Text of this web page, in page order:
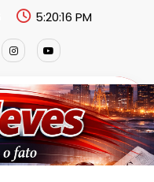
5:20:16 PM